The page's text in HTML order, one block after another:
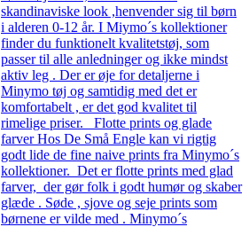
skandinaviske look ,henvender sig til børn
i alderen 0-12 år. I Miymo´s kollektioner
finder du funktionelt kvalitetstøj, som
passer til alle anledninger og ikke mindst
aktiv leg . Der er øje for detaljerne i
Minymo tøj og samtidig med det er
komfortabelt , er det god kvalitet til
rimelige priser. Flotte prints og glade
farver Hos De Små Engle kan vi rigtig
godt lide de fine naive prints fra Minymo´s
kollektioner. Det er flotte prints med glad
farver, der gør folk i godt humør og skaber
glæde . Søde , sjove og seje prints som
børnene er vilde med . Minymo´s